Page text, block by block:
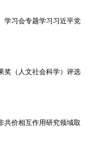
学习会专题学习习近平党
奖（人文社会科学）评选
共价相互作用研究领域取